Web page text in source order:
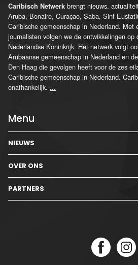
Caribisch Netwerk brengt nieuws,
Aruba, Bonaire, Curaçao, Saba, Sint
Caribische gemeenschap in Nederland. Met
journalisten volgen we de ontwikkelingen op
Nederlandse Koninkrijk. Het netwerk volgt
Arubaanse gemeenschap in Nederland en
Den Haag die gevolgen heeft voor de zes
Caribische gemeenschap in Nederland.
onafhankelijk. ...
Menu
NIEUWS
OVER ONS
PARTNERS